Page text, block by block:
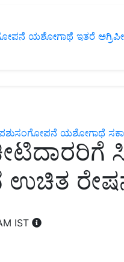
ಯಶೋಗಾಥೆ ಇತರೆ
ಯಶೋಗಾಥೆ
ಉಚಿತ
IST